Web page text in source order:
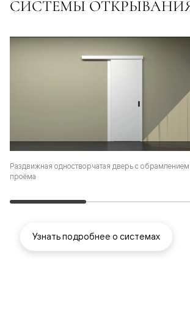
СИСТЕМЫ
Раздвижная одностворчатая дверь с обрамлением
проёма
Узнать подробнее о системах